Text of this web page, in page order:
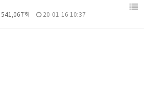
541,067회 20-01-16 10:37